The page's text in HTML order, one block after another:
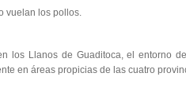
vuelan los pollos.
los Llanos de Guaditoca, el entorno
en áreas propicias de las cuatro